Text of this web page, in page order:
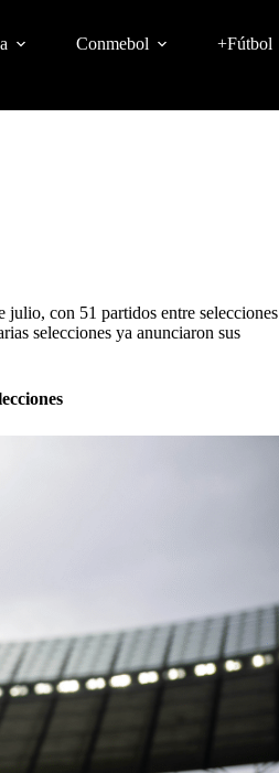
Conmebol +Fútbol
julio, con 51 partidos entre selecciones
selecciones ya anunciaron sus